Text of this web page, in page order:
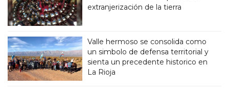
extranjerización de la tierra
Valle hermoso se consolida como
un simbolo de defensa territorial y
sienta un precedente historico en
La Rioja